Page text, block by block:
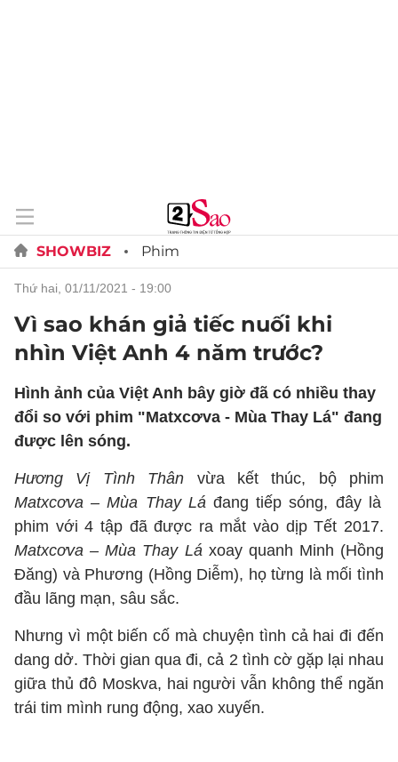
SHOWBIZ Phim
thứ hai, 01/11/2021 - 19:00
Vì sao khán giả tiếc nuối khi
nhìn Việt Anh 4 năm trước?
Hình ảnh của Việt Anh bây giờ đã có nhiều thay
đổi so với phim "Matxcơva - Mùa Thay Lá" đang
được lên sóng.
Hương Vị Tình Thân vừa kết thúc, bộ phim
Matxcơva – Mùa Thay Láđang tiếp sóng, đây là
phim với 4 tập đã được ra mắt vào dịp Tết 2017.
Matxcơva – Mùa Thay Láxoay quanh Minh (Hồng
Đăng) và Phương (Hồng Diễm), họ từng là mối tình
đầu lãng mạn, sâu sắc.
Nhưng vì một biến cố mà chuyện tình cả hai đi đến
dang dở. Thời gian qua đi, cả 2 tình cờ gặp lại nhau
giữa thủ đô Moskva, hai người vẫn không thể ngăn
trái tim mình rung động, xao xuyến.